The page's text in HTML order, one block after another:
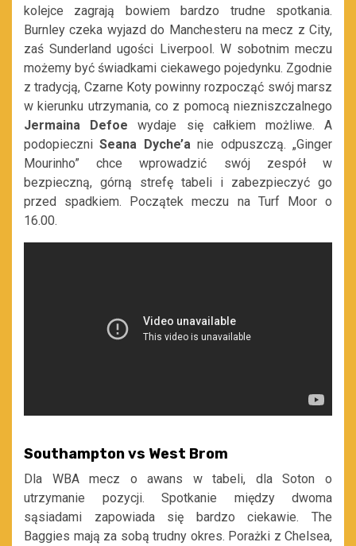
kolejce zagrają bowiem bardzo trudne spotkania.
Burnley czeka wyjazd do Manchesteru na mecz z City,
zaś Sunderland ugości Liverpool. W sobotnim meczu
możemy być świadkami ciekawego pojedynku. Zgodnie
z tradycją, Czarne Koty powinny rozpocząć swój marsz
w kierunku utrzymania, co z pomocą niezniszczalnego
Jermaina Defoe wydaje się całkiem możliwe. A
podopieczniSeana Dyche’a nie odpuszczą. „Ginger
Mourinho” chce wprowadzić swój zespół w
bezpieczną, górną strefę tabeli i zabezpieczyć go
przed spadkiem. Początek meczu na Turf Moor o
16.00.
Southampton vs West Brom
Dla WBA mecz o awans w tabeli, dla Soton o
utrzymanie pozycji. Spotkanie między dwoma
sąsiadami zapowiada się bardzo ciekawie. The
Baggies mają za sobą trudny okres. Porażki z Chelsea,